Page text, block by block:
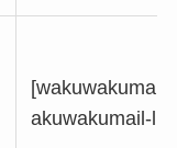
[wakuwakumail-
akuwakumail-